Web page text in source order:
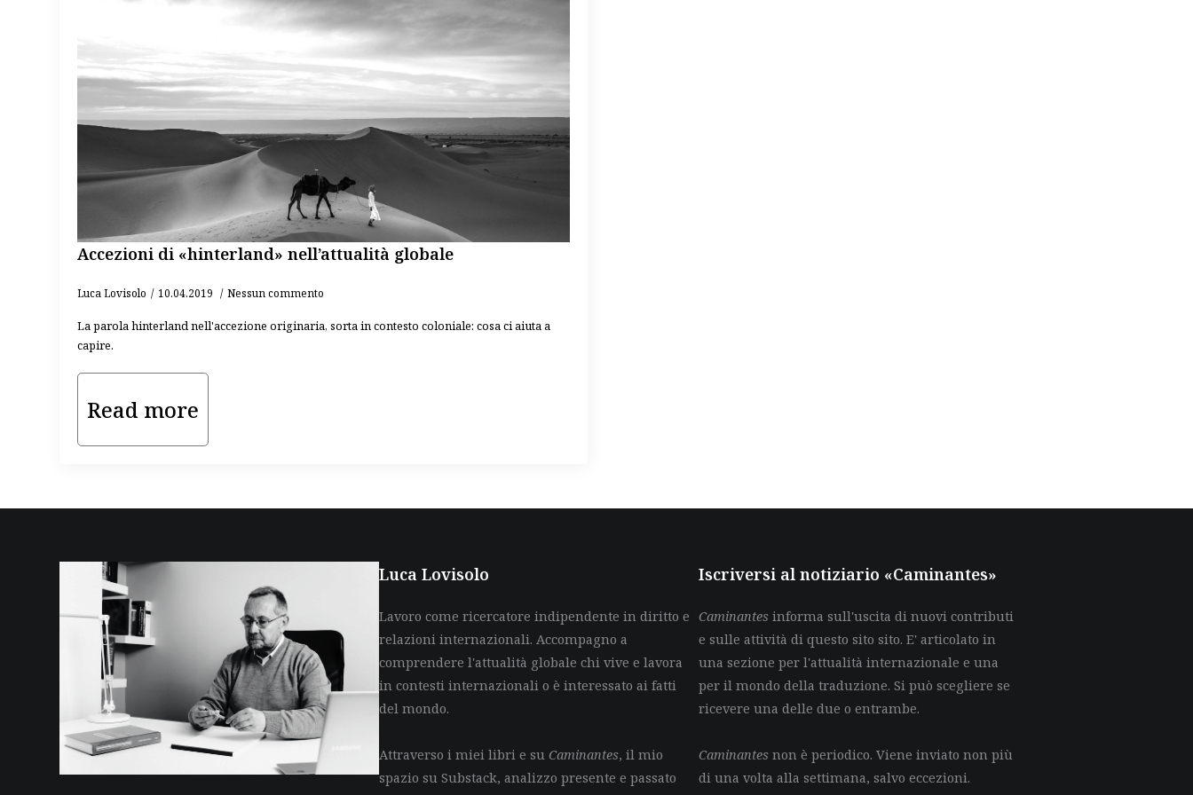
Accezioni di «hinterland» nell’attualità globale
Luca Lovisolo 10.04.2019 Nessun commento
La parola hinterland nell'accezione originaria, sorta in contesto coloniale: cosa ci aiuta a
capire.
Read more
Luca Lovisolo
Lavoro come ricercatore indipendente in diritto e
relazioni internazionali. Accompagno a
comprendere l'attualità globale chi vive e lavora
in contesti internazionali o è interessato ai fatti
del mondo.
Attraverso i miei libri e suCaminantes, il mio
spazio su Substack, analizzo presente e passato
Iscriversi al notiziario «Caminantes»
Caminantes informa sull'uscita di nuovi contributi
e sulle attività di questo sito sito. E' articolato in
una sezione per l'attualità internazionale e una
per il mondo della traduzione. Si può scegliere se
ricevere una delle due o entrambe.
Caminantes non è periodico. Viene inviato non più
di una volta alla settimana, salvo eccezioni.